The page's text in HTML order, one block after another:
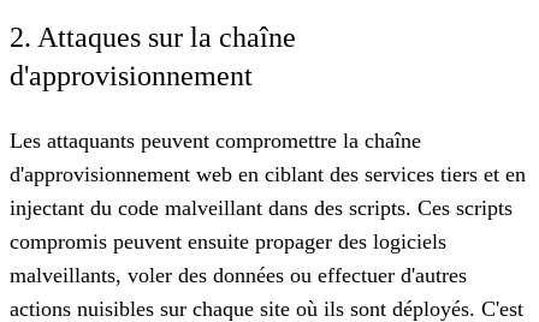
2. Attaques sur la chaîne
d'approvisionnement
Les attaquants peuvent compromettre la chaîne
d'approvisionnement web en ciblant des services tiers et en
injectant du code malveillant dans des scripts. Ces scripts
compromis peuvent ensuite propager des logiciels
malveillants, voler des données ou effectuer d'autres
actions nuisibles sur chaque site où ils sont déployés. C'est